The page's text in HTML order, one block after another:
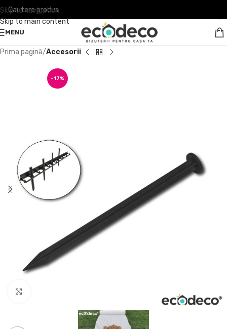
Skip to navigation
Skip to main content
MENU
Prima pagină Accesorii
-17%